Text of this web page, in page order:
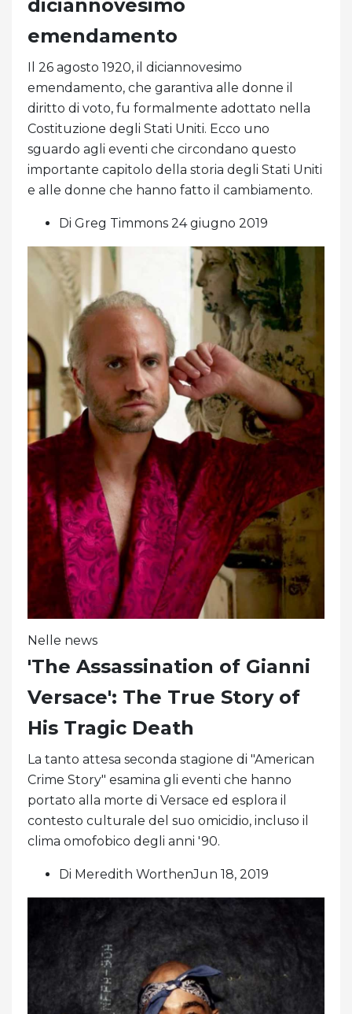
diciannovesimo
emendamento
Il 26 agosto 1920, il diciannovesimo
emendamento, che garantiva alle donne il
diritto di voto, fu formalmente adottato nella
Costituzione degli Stati Uniti. Ecco uno
sguardo agli eventi che circondano questo
importante capitolo della storia degli Stati Uniti
e alle donne che hanno fatto il cambiamento.
Di Greg Timmons 24 giugno 2019
Nelle news
'The Assassination of Gianni
Versace': The True Story of
His Tragic Death
La tanto attesa seconda stagione di "American
Crime Story" esamina gli eventi che hanno
portato alla morte di Versace ed esplora il
contesto culturale del suo omicidio, incluso il
clima omofobico degli anni '90.
Di Meredith WorthenJun 18, 2019